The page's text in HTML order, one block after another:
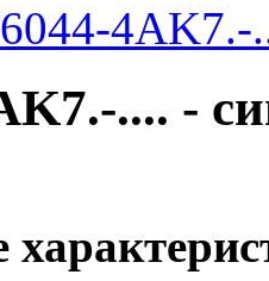
4AK7.-
.... -